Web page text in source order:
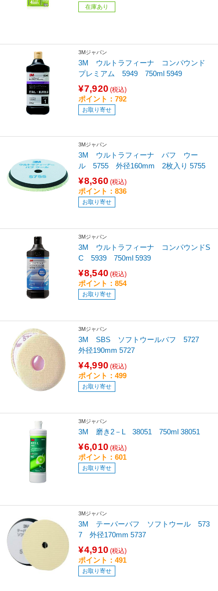
在庫あり
3Mジャパン
3M ウルトラフィーナ コンパウンド
プレミアム 5949 750ml 5949
¥7,920 (税込)
ポイント：792
お取り寄せ
3Mジャパン
3M ウルトラフィーナ バフ ウー
ル 5755 外径160mm 2枚入り 5755
¥8,360 (税込)
ポイント：836
お取り寄せ
3Mジャパン
3M ウルトラフィーナ コンパウンドS
C 5939 750ml 5939
¥8,540 (税込)
ポイント：854
お取り寄せ
3Mジャパン
3M SBS ソフトウールバフ 5727
外径190mm 5727
¥4,990 (税込)
ポイント：499
お取り寄せ
3Mジャパン
3M 磨き2－L 38051 750ml 38051
¥6,010 (税込)
ポイント：601
お取り寄せ
3Mジャパン
3M テーパーバフ ソフトウール 573
7 外径170mm 5737
¥4,910 (税込)
ポイント：491
お取り寄せ